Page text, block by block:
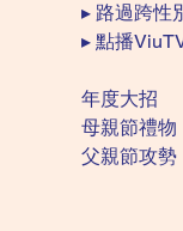
▸ 路過跨性
▸ 點播
年度大招
母親節禮物
父親節攻勢